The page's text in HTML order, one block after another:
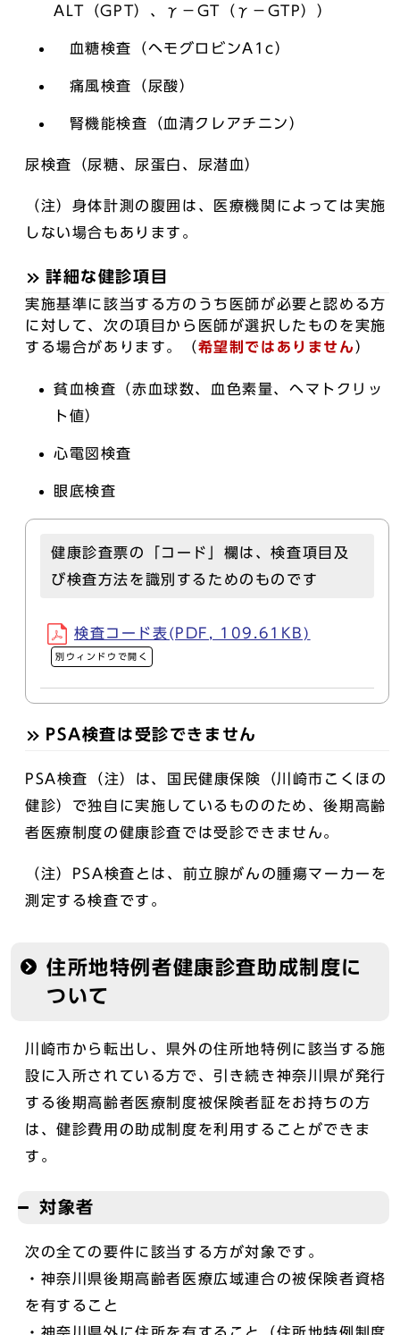
ALT（GPT）、γ－GT（γ－GTP））
血糖検査（ヘモグロビンA1c）
痛風検査（尿酸）
腎機能検査（血清クレアチニン）
尿検査（尿糖、尿蛋白、尿潜血）
（注）身体計測の腹囲は、医療機関によっては実施
しない場合もあります。
詳細な健診項目
実施基準に該当する方のうち医師が必要と認める方
に対して、次の項目から医師が選択したものを実施
する場合があります。（希望制ではありません ）
貧血検査（赤血球数、血色素量、ヘマトクリッ
ト値）
心電図検査
眼底検査
健康診査票の「コード」欄は、検査項目及
び検査方法を識別するためのものです
検査コード表(PDF, 109.61KB)
別ウィンドウで開く
PSA検査は受診できません
PSA検査（注）は、国民健康保険（川崎市こくほの
健診）で独自に実施しているもののため、後期高齢
者医療制度の健康診査では受診できません。
（注）PSA検査とは、前立腺がんの腫瘍マーカーを
測定する検査です。
住所地特例者健康診査助成制度に
ついて
川崎市から転出し、県外の住所地特例に該当する施
設に入所されている方で、引き続き神奈川県が発行
する後期高齢者医療制度被保険者証をお持ちの方
は、健診費用の助成制度を利用することができま
す。
対象者
次の全ての要件に該当する方が対象です。
・神奈川県後期高齢者医療広域連合の被保険者資格
を有すること